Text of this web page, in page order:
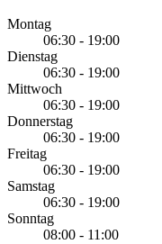
Montag
06:30 - 19:00
Dienstag
06:30 - 19:00
Mittwoch
06:30 - 19:00
Donnerstag
06:30 - 19:00
Freitag
06:30 - 19:00
Samstag
06:30 - 19:00
Sonntag
08:00 - 11:00